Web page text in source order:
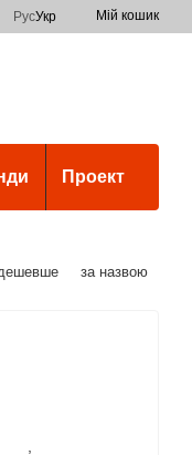
РусУкр Мій кошик
Проект
за назвою